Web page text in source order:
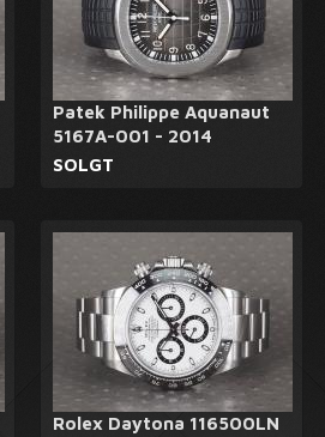
Patek Philippe Aquanaut
5167A-001 - 2014
SOLGT
Rolex Daytona 116500LN